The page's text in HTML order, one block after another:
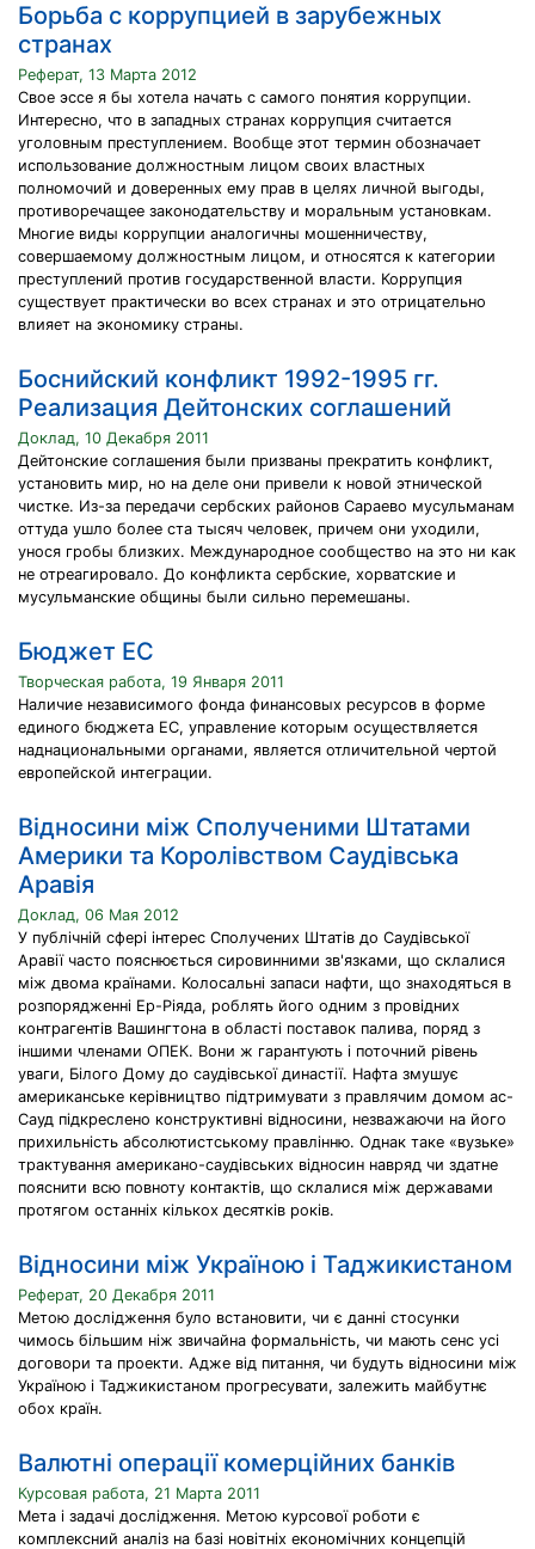
Борьба с коррупцией в зарубежных
странах
Реферат, 13 Марта 2012
Свое эссе я бы хотела начать с самого понятия коррупции.
Интересно, что в западных странах коррупция считается
уголовным преступлением. Вообще этот термин обозначает
использование должностным лицом своих властных
полномочий и доверенных ему прав в целях личной выгоды,
противоречащее законодательству и моральным установкам.
Многие виды коррупции аналогичны мошенничеству,
совершаемому должностным лицом, и относятся к категории
преступлений против государственной власти. Коррупция
существует практически во всех странах и это отрицательно
влияет на экономику страны.
Боснийский конфликт 1992-1995 гг.
Реализация Дейтонских соглашений
Доклад, 10 Декабря 2011
Дейтонские соглашения были призваны прекратить конфликт,
установить мир, но на деле они привели к новой этнической
чистке. Из-за передачи сербских районов Сараево мусульманам
оттуда ушло более ста тысяч человек, причем они уходили,
унося гробы близких. Международное сообщество на это ни как
не отреагировало. До конфликта сербские, хорватские и
мусульманские общины были сильно перемешаны.
Бюджет ЕС
Творческая работа, 19 Января 2011
Наличие независимого фонда финансовых ресурсов в форме
единого бюджета ЕС, управление которым осуществляется
наднациональными органами, является отличительной чертой
европейской интеграции.
Відносини між Сполученими Штатами
Америки та Королівством Саудівська
Аравія
Доклад, 06 Мая 2012
У публічній сфері інтерес Сполучених Штатів до Саудівської
Аравії часто пояснюється сировинними зв'язками, що склалися
між двома країнами. Колосальні запаси нафти, що знаходяться в
розпорядженні Ер-Ріяда, роблять його одним з провідних
контрагентів Вашингтона в області поставок палива, поряд з
іншими членами ОПЕК. Вони ж гарантують і поточний рівень
уваги, Білого Дому до саудівської династії. Нафта змушує
американське керівництво підтримувати з правлячим домом ас-
Сауд підкреслено конструктивні відносини, незважаючи на його
прихильність абсолютистському правлінню. Однак таке «вузьке»
трактування американо-саудівських відносин навряд чи здатне
пояснити всю повноту контактів, що склалися між державами
протягом останніх кількох десятків років.
Відносини між Україною і Таджикистаном
Реферат, 20 Декабря 2011
Метою дослідження було встановити, чи є данні стосунки
чимось більшим ніж звичайна формальність, чи мають сенс усі
договори та проекти. Адже від питання, чи будуть відносини між
Україною і Таджикистаном прогресувати, залежить майбутнє
обох країн.
Валютні операції комерційних банків
Курсовая работа, 21 Марта 2011
Мета і задачі дослідження. Метою курсової роботи є
комплексний аналіз на базі новітніх економічних концепцій